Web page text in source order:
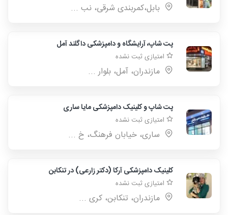
بابل،کمربندی شرقی، نب ...
پت شاپ، آرایشگاه و دامپزشکی داگلند آمل
امتیازی ثبت نشده
مازندران، آمل، بلوار ...
پت شاپ و کلینیک دامپزشکی مایا ساری
امتیازی ثبت نشده
ساری، خیابان فرهنگ، خ ...
کلینیک دامپزشکی آرکا (دکتر زارعی) در تنکابن
امتیازی ثبت نشده
مازندران، تنکابن، کری ...